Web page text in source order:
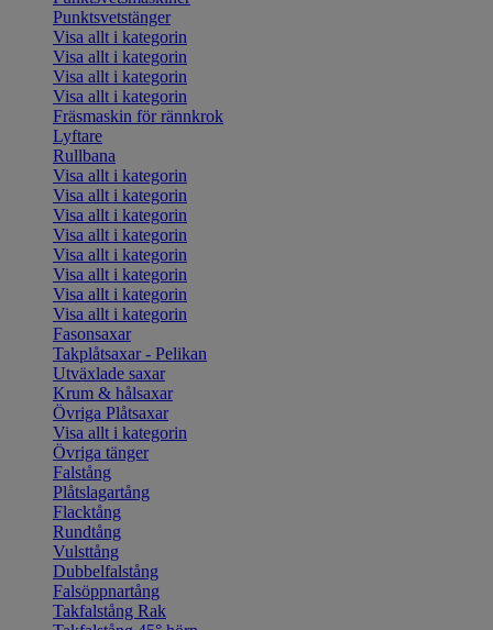
Punktsvetstänger
Visa allt i kategorin
Visa allt i kategorin
Visa allt i kategorin
Visa allt i kategorin
Fräsmaskin för rännkrok
Lyftare
Rullbana
Visa allt i kategorin
Visa allt i kategorin
Visa allt i kategorin
Visa allt i kategorin
Visa allt i kategorin
Visa allt i kategorin
Visa allt i kategorin
Visa allt i kategorin
Fasonsaxar
Takplåtsaxar - Pelikan
Utväxlade saxar
Krum & hålsaxar
Övriga Plåtsaxar
Visa allt i kategorin
Övriga tänger
Falstång
Plåtslagartång
Flacktång
Rundtång
Vulsttång
Dubbelfalstång
Falsöppnartång
Takfalstång Rak